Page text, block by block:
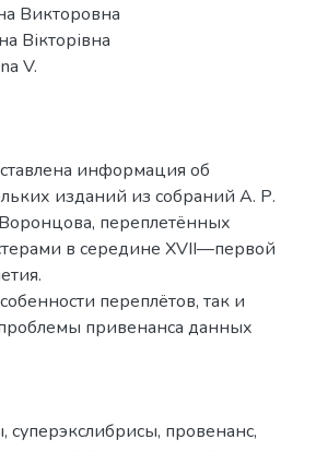
Викторовна
Вікторівна
V.
информация об
изданий из собраний А. Р.
переплетённых
в середине XVII—первой
переплётов, так и
привенанса данных
, суперэкслибрисы, провенанс,